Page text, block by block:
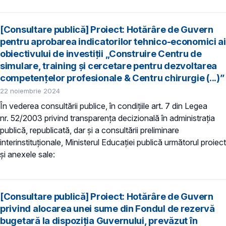
[Consultare publică] Proiect: Hotărâre de Guvern
pentru aprobarea indicatorilor tehnico-economici ai
obiectivului de investiții „Construire Centru de
simulare, training și cercetare pentru dezvoltarea
competențelor profesionale & Centru chirurgie (...)”
22 noiembrie 2024
În vederea consultării publice, în condiţiile art. 7 din Legea
nr. 52/2003 privind transparenţa decizională în administraţia
publică, republicată, dar și a consultării preliminare
interinstituționale, Ministerul Educaţiei publică următorul proiect
și anexele sale:
[Consultare publică] Proiect: Hotărâre de Guvern
privind alocarea unei sume din Fondul de rezervă
bugetară la dispoziţia Guvernului, prevăzut în